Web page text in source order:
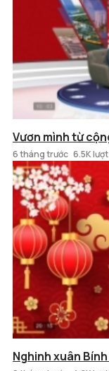
Vươn mình từ
6 tháng trước 6.5K
Nghinh xuân